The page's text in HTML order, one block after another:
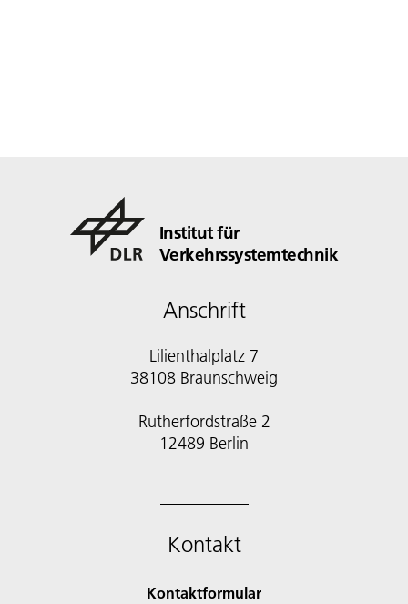
Institut für
Verkehrssystemtechnik
Anschrift
Lilienthalplatz 7
38108 Braunschweig
Rutherfordstraße 2
12489 Berlin
Kontakt
Kontaktformular